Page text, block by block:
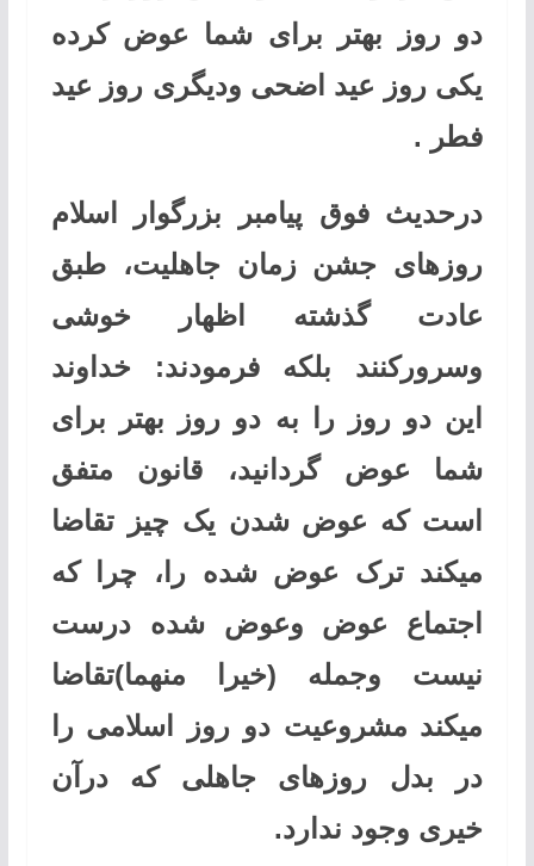
دو روز بهتر برای شما عوض کرده
یکی روز عید اضحی ودیگری روز عید
فطر .
درحدیث فوق پیامبر بزرگوار اسلام
روزهای جشن زمان جاهلیت، طبق
عادت گذشته اظهار خوشی
وسرورکنند بلکه فرمودند: خداوند
این دو روز را به دو روز بهتر برای
شما عوض گردانید، قانون متفق
است که عوض شدن یک چیز تقاضا
میکند ترک عوض شده را، چرا که
اجتماع عوض وعوض شده درست
نیست وجمله (خیرا منهما)تقاضا
میکند مشروعیت دو روز اسلامی را
در بدل روزهای جاهلی که درآن
خیری وجود ندارد.